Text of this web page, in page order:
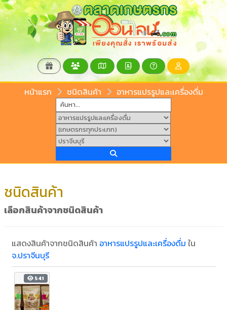
หน้าแรก ชนิดสินค้า อาหารแปรรูปและเครื่องดื่ม
ชนิดสินค้า
เลือกสินค้าจากชนิดสินค้า
แสดงสินค้าจากชนิดสินค้า อาหารแปรรูปและเครื่องดื่ม ใน
จ.ปราจีนบุรี
541